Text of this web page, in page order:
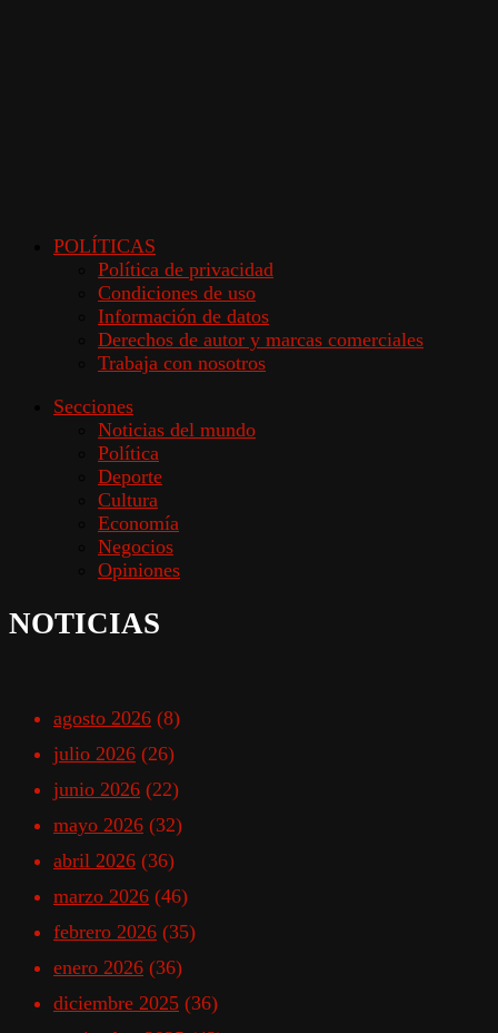
POLÍTICAS
Política de privacidad
Condiciones de uso
Información de datos
Derechos de autor y marcas comerciales
Trabaja con nosotros
Secciones
Noticias del mundo
Política
Deporte
Cultura
Economía
Negocios
Opiniones
NOTICIAS
agosto 2026 (8)
julio 2026 (26)
junio 2026 (22)
mayo 2026 (32)
abril 2026 (36)
marzo 2026 (46)
febrero 2026 (35)
enero 2026 (36)
diciembre 2025 (36)